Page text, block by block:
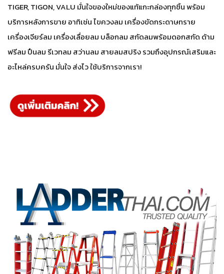
TIGER, TIGON, VALU มั่นใจของใหม่ของแท้แกะกล่องทุกชิ้น พร้อม
บริการหลังการขาย อาทิเช่น ไขควงลม เครื่องขัดกระดาษทราย
เครื่องเจียร์ลม เครื่องเลื่อยลม บล็อกลม สกัดลมพร้อมดอกสกัด ด้าม
ฟรีลม ปืนลม รีเวทลม สว่านลม สายลมสปริง รวมถึงอุปกรณ์เสริมและ
อะไหล่ครบครัน มั่นใจ ส่งไว ใช้บริการจากเรา!